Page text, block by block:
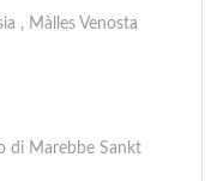
, Màlles Venosta
di Marebbe Sankt